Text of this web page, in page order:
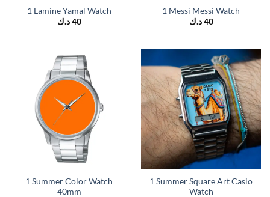
1 Lamine Yamal Watch
40 د.ك
1 Messi Messi Watch
40 د.ك
1 Summer Color Watch
40mm
1 Summer Square Art Casio
Watch